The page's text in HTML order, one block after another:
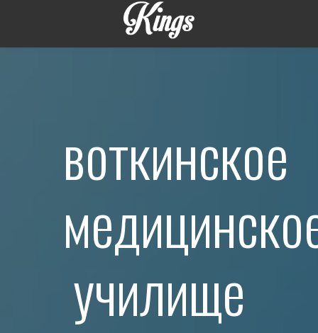
воткинское
училище